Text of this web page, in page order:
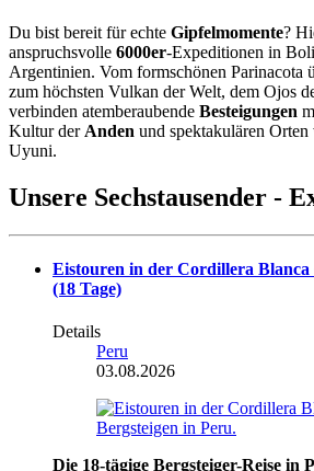
Du bist bereit für echte Gipfelmomente?
anspruchsvolle 6000er-Expeditionen in
Argentinien. Vom formschönen Parinacota
zum höchsten Vulkan der Welt, dem Ojos
verbinden atemberaubende Besteigungen
Kultur der Anden und spektakulären
Uyuni.
Unsere Sechstausender -
Eistouren in der Cordillera Blanca
(18 Tage)
Details
Peru
03.08.2026
Die 18-tägige Bergsteiger-Reise in